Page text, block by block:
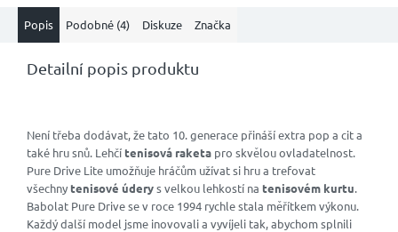
Popis Podobné (4) Diskuze Značka
Detailní popis produktu
Není třeba dodávat, že tato 10. generace přináší extra pop a cit a
také hru snů. Lehčítenisová raketa pro skvělou ovladatelnost.
Pure Drive Lite umožňuje hráčům užívat si hru a trefovat
všechnytenisové úderys velkou lehkostí na tenisovém kurtu.
Babolat Pure Drive se v roce 1994 rychle stala měřítkem výkonu.
Každý další model jsme inovovali a vyvíjeli tak, abychom splnili